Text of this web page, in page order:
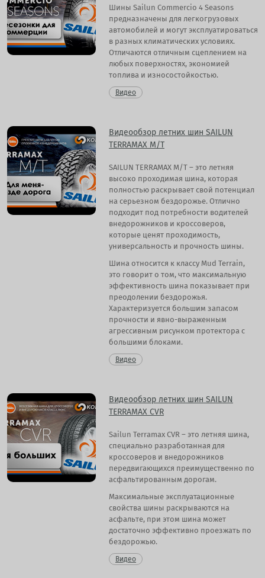
Шины Sailun Commercio 4 Seasons
предназначены для легкогрузовых
автомобилей и могут эксплуатироваться
в разных климатических условиях.
Отличаются отличным сцеплением на
любых поверхностях, экономией
топлива и износостойкостью.
Видео
Видеообзор летних шин SAILUN
TERRAMAX M/T
SAILUN TERRAMAX M/T – это летняя
высоко проходимая шина, которая
полностью раскрывает свой потенциал
на серьезном бездорожье. Отлично
подходит под потребности водителей
внедорожников и кроссоверов,
которые ценят проходимость,
универсальность и прочность шины.
Шина относится к классу Mud Terrain,
это говорит о том, что максимальную
эффективность шина показывает при
преодолении бездорожья.
Характеризуется большим запасом
прочности и явно-выраженным
агрессивным рисунком протектора с
большими блоками.
Видео
Видеообзор летних шин SAILUN
TERRAMAX CVR
Sailun Terramax CVR – это летняя шина,
специально разработанная для
кроссоверов и внедорожников
передвигающихся преимущественно по
асфальтированным дорогам.
Максимальные эксплуатационные
свойства шины раскрываются на
асфальте, при этом шина может
достаточно эффективно проезжать по
бездорожью.
Видео